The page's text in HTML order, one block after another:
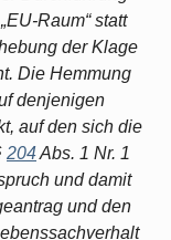
Raum“ statt
der Klage
Die Hemmung
denjenigen
auf den sich die
204Abs. 1 Nr. 1
und damit
und den